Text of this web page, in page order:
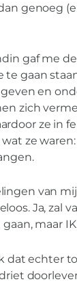
genoeg
gaf me
te gaan
en
zich
ze in
ze
van
Ja, zal
maar IK
dat echter